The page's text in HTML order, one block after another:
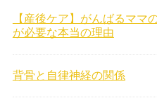
【産後ケア】がんばるママ
が必要な本当の理由
背骨と自律神経の関係